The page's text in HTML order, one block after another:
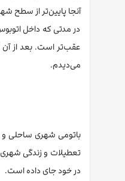
آنجا پایین‌تر از سطح
در مدتی که داخل
عقب‌تر است. بعد از
می‌دیدم.
باتومی شهری ساحلی و
تعطیلات و زندگی
در خود جای داده است.